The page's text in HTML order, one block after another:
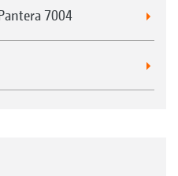
7004